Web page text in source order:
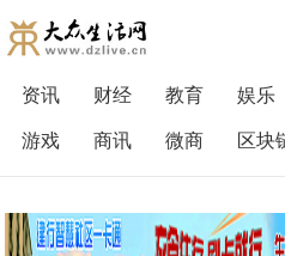
资讯 财经 教育 娱乐
游戏
商讯 微商 区块